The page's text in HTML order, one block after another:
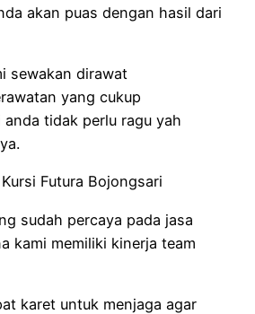
akan puas dengan hasil dari
sewakan dirawat
yang cukup
tidak perlu ragu yah
sudah percaya pada jasa
kami memiliki kinerja team
karet untuk menjaga agar